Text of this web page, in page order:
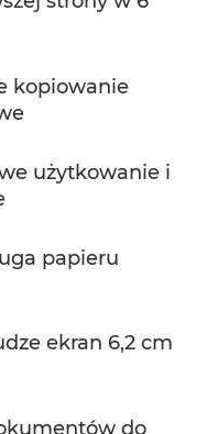
kopiowanie
użytkowanie i
papieru
ekran 6,2 cm
do